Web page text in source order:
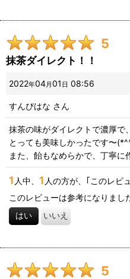
5
抹茶ダイレクト！！
2022年04月01 日 08:56
すんぴはな さん
抹茶の味がダイレクトで濃厚で、
とっても美味しかったです〜
また、飴もなめらかで、丁寧に
1 人中、 1 人の方が、｢このレビ
このレビューは参考になりまし
はい いいえ
5